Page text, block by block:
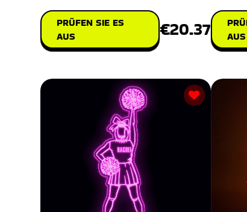
PRÜFEN SIE ES
AUS
€20.37
AUS